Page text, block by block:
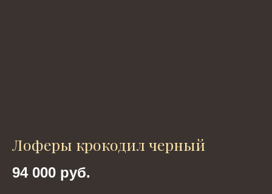
Лоферы крокодил черный
94 000 руб.